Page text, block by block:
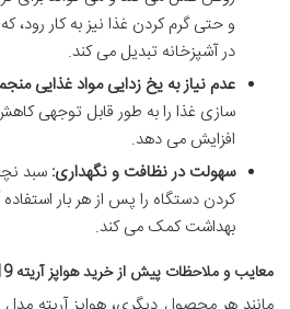
و حتی گرم کردن غذا نیز به کار رود،
در آشپزخانه تبدیل می کند.
عدم نیاز به یخ زدایی مواد غذایی
سازی غذا را به طور قابل توجهی
افزایش می دهد.
سهولت در نظافت و نگهداری: سبد
کردن دستگاه را پس از هر بار
بهداشت کمک می کند.
معایب و ملاحظات پیش از خرید هواپز آریته 4619